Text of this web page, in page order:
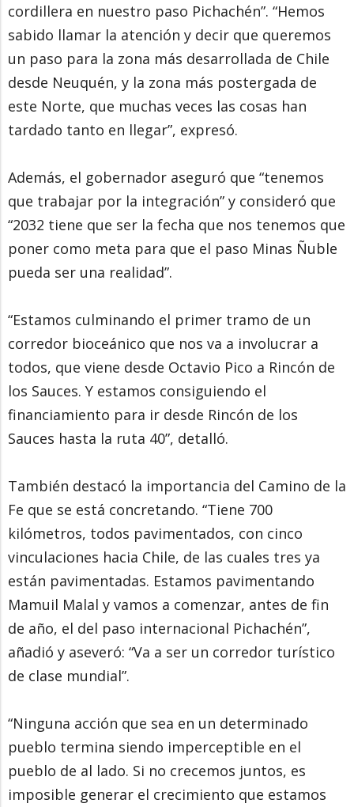
cordillera en nuestro paso Pichachén”. “Hemos
sabido llamar la atención y decir que queremos
un paso para la zona más desarrollada de Chile
desde Neuquén, y la zona más postergada de
este Norte, que muchas veces las cosas han
tardado tanto en llegar”, expresó.
Además, el gobernador aseguró que “tenemos
que trabajar por la integración” y consideró que
“2032 tiene que ser la fecha que nos tenemos que
poner como meta para que el paso Minas Ñuble
pueda ser una realidad”.
“Estamos culminando el primer tramo de un
corredor bioceánico que nos va a involucrar a
todos, que viene desde Octavio Pico a Rincón de
los Sauces. Y estamos consiguiendo el
financiamiento para ir desde Rincón de los
Sauces hasta la ruta 40”, detalló.
También destacó la importancia del Camino de la
Fe que se está concretando. “Tiene 700
kilómetros, todos pavimentados, con cinco
vinculaciones hacia Chile, de las cuales tres ya
están pavimentadas. Estamos pavimentando
Mamuil Malal y vamos a comenzar, antes de fin
de año, el del paso internacional Pichachén”,
añadió y aseveró: “Va a ser un corredor turístico
de clase mundial”.
“Ninguna acción que sea en un determinado
pueblo termina siendo imperceptible en el
pueblo de al lado. Si no crecemos juntos, es
imposible generar el crecimiento que estamos